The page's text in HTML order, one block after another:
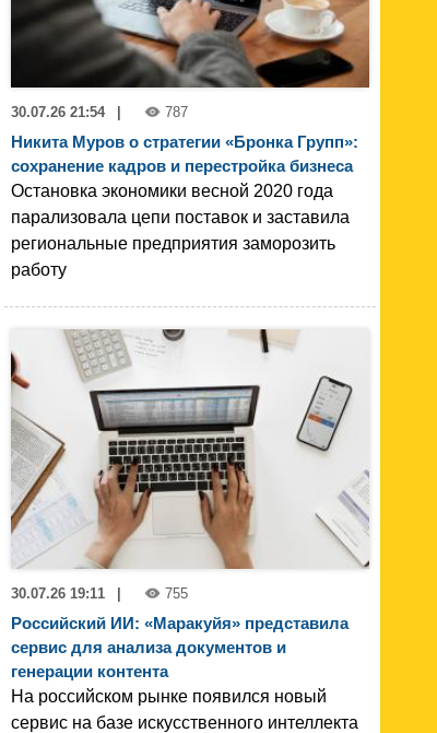
30.07.26 21:54 787
Никита Муров о стратегии «Бронка Групп»:
сохранение кадров и перестройка бизнеса
Остановка экономики весной 2020 года
парализовала цепи поставок и заставила
региональные предприятия заморозить
работу
30.07.26 19:11 755
Российский ИИ: «Маракуйя» представила
сервис для анализа документов и
генерации контента
На российском рынке появился новый
сервис на базе искусственного интеллекта